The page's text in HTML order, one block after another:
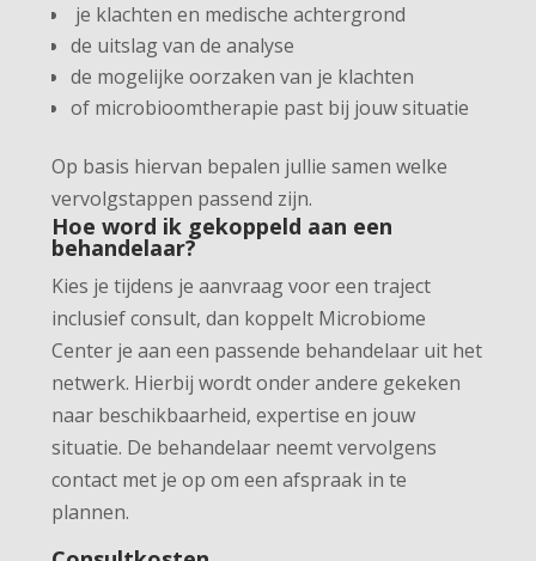
je klachten en medische achtergrond
de uitslag van de analyse
de mogelijke oorzaken van je klachten
of microbioomtherapie past bij jouw situatie
Op basis hiervan bepalen jullie samen welke
vervolgstappen passend zijn.
Hoe word ik gekoppeld aan een
behandelaar?
Kies je tijdens je aanvraag voor een traject
inclusief consult, dan koppelt Microbiome
Center je aan een passende behandelaar uit het
netwerk. Hierbij wordt onder andere gekeken
naar beschikbaarheid, expertise en jouw
situatie. De behandelaar neemt vervolgens
contact met je op om een afspraak in te
plannen.